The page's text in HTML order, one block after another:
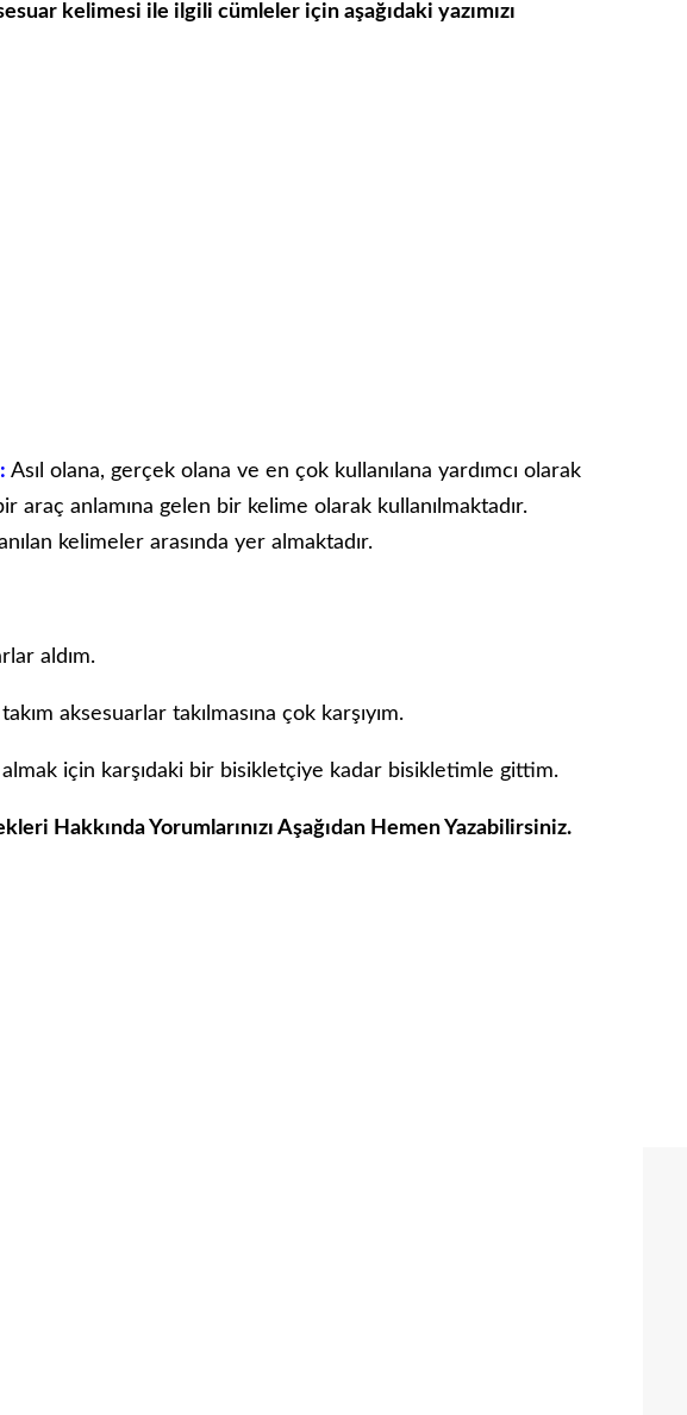
kelimesi ile ilgili cümleler için aşağıdaki yazımızı
Asıl olana, gerçek olana ve en çok kullanılana yardımcı olarak
araç anlamına gelen bir kelime olarak kullanılmaktadır.
kelimeler arasında yer almaktadır.
aldım.
aksesuarlar takılmasına çok karşıyım.
için karşıdaki bir bisikletçiye kadar bisikletimle gittim.
Hakkında Yorumlarınızı Aşağıdan Hemen Yazabilirsiniz.